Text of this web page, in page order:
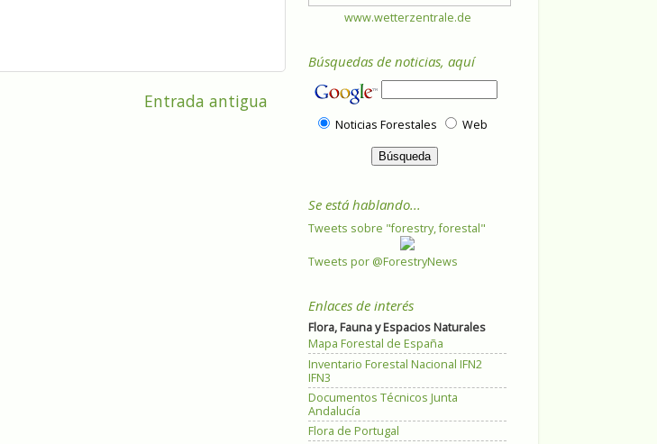
Entrada antigua
www.wetterzentrale.de
Búsquedas de noticias, aquí
Noticias Forestales Web
Se está hablando...
Tweets sobre "forestry, forestal"
Tweets por @ForestryNews
Enlaces de interés
Flora, Fauna y Espacios Naturales
Mapa Forestal de España
Inventario Forestal Nacional IFN2
IFN3
Documentos Técnicos Junta
Andalucía
Flora de Portugal